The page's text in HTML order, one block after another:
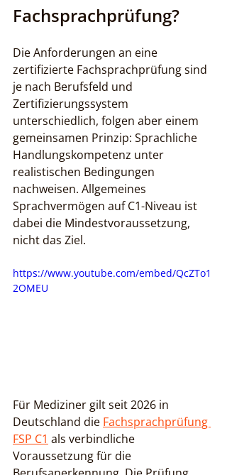
Fachsprachprüfung?
Die Anforderungen an eine
zertifizierte Fachsprachprüfung sind
je nach Berufsfeld und
Zertifizierungssystem
unterschiedlich, folgen aber einem
gemeinsamen Prinzip: Sprachliche
Handlungskompetenz unter
realistischen Bedingungen
nachweisen. Allgemeines
Sprachvermögen auf C1-Niveau ist
dabei die Mindestvoraussetzung,
nicht das Ziel.
https://www.youtube.com/embed/QcZTo1
2OMEU
Für Mediziner gilt seit 2026 in
Deutschland die Fachsprachprüfung
FSP C1 als verbindliche
Voraussetzung für die